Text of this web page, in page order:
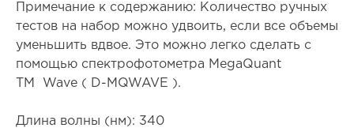
Примечание к содержанию: Количество ручных
тестов на набор можно удвоить, если все объемы
уменьшить вдвое. Это можно легко сделать с
помощью спектрофотометра MegaQuant
TM Wave ( D-MQWAVE ).
Длина волны (нм): 340